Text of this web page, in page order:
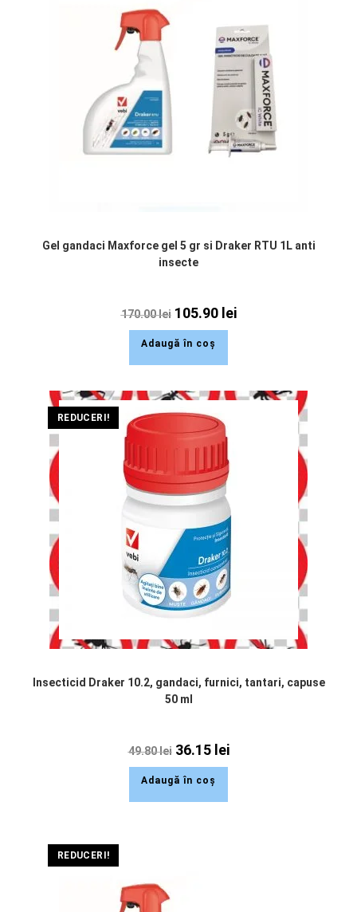
Gel gandaci Maxforce gel 5 gr si Draker RTU 1L anti
insecte
170.00lei 105.90 lei
Adaugă în coș
REDUCERI!
Insecticid Draker 10.2, gandaci, furnici, tantari, capuse
50 ml
49.80lei 36.15 lei
Adaugă în coș
REDUCERI!